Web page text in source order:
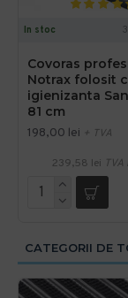
In stoc
Covoras
Notrax folosit
igienizanta
81 cm
198,00 lei + TVA
239,58 lei
CATEGORII DE